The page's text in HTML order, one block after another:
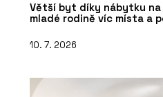
Větší byt díky nábytku
mladé rodině víc místa a
10. 7. 2026